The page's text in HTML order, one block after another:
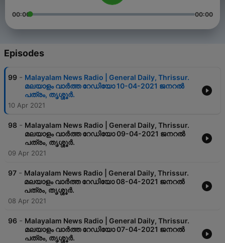
00:00 00:00
Episodes
99 - Malayalam News Radio | General Daily, Thrissur.
മലയാളം വാർത്ത റേഡിയോ 10-04-2021 ജനറൽ
പത്രം, തൃശ്ശൂർ.
10 Apr 2021
98 - Malayalam News Radio | General Daily, Thrissur.
മലയാളം വാർത്ത റേഡിയോ 09-04-2021 ജനറൽ
പത്രം, തൃശ്ശൂർ.
09 Apr 2021
97 - Malayalam News Radio | General Daily, Thrissur.
മലയാളം വാർത്ത റേഡിയോ 08-04-2021 ജനറൽ
പത്രം, തൃശ്ശൂർ.
08 Apr 2021
96 - Malayalam News Radio | General Daily, Thrissur.
മലയാളം വാർത്ത റേഡിയോ 07-04-2021 ജനറൽ
പത്രം, തൃശ്ശൂർ.